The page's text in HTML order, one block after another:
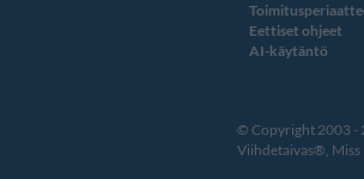
Eettiset ohjeet
AI-käytäntö
© Copyright 2003 -
Viihdetaivas®,